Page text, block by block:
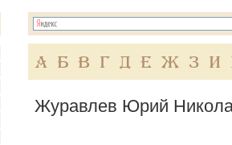
А Б В Г Д Е Ж З И
Журавлев Юрий